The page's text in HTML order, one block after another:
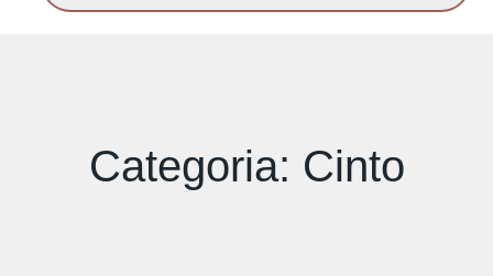
Categoria: Cinto